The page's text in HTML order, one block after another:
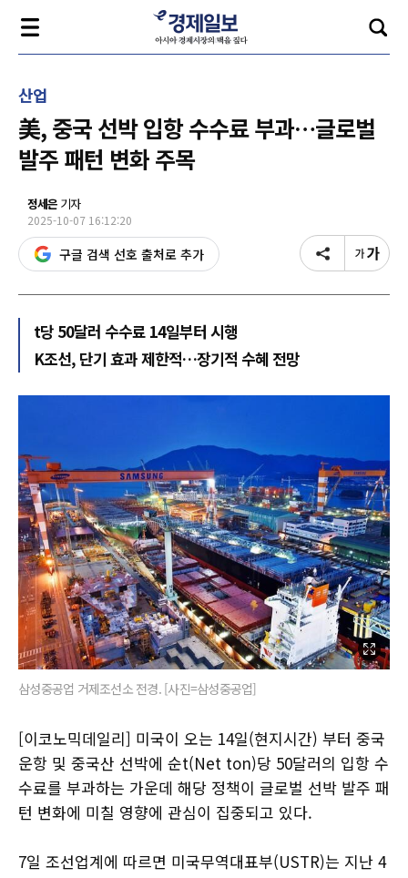
산업
美, 중국 선박 입항 수수료 부과…글로벌
발주 패턴 변화 주목
정세은 기자
2025-10-07 16:12:20
구글 검색 선호 출처로 추가
t당 50달러 수수료 14일부터 시행
K조선, 단기 효과 제한적…장기적 수혜 전망
삼성중공업 거제조선소 전경. [사진=삼성중공업]
[이코노믹데일리] 미국이 오는 14일(현지시간) 부터 중국
운항 및 중국산 선박에 순t(Net ton)당 50달러의 입항 수
수료를 부과하는 가운데 해당 정책이 글로벌 선박 발주 패
턴 변화에 미칠 영향에 관심이 집중되고 있다.
7일 조선업계에 따르면 미국무역대표부(USTR)는 지난 4